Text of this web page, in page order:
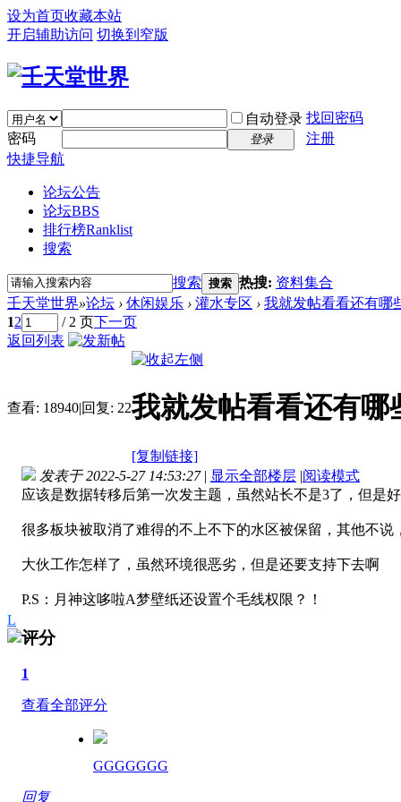
设为首页收藏本站
开启辅助访问 切换到窄版
自动登录 找回密码
密码
登录
注册
快捷导航
论坛公告
论坛BBS
排行榜Ranklist
搜索
搜索 搜索 热搜: 资料集合
壬天堂世界»论坛 › 休闲娱乐 › 灌水专区 › 我就发帖看看还有哪
12 / 2 页下一页
返回列表
查看: 18940|回复: 22我就发帖看看还有哪
[复制链接]
L
发表于 2022-5-27 14:53:27 | 显示全部楼层 |阅读模式
应该是数据转移后第一次发主题，虽然站长不是3了，但是
很多板块被取消了难得的不上不下的水区被保留，其他不
大伙工作怎样了，虽然环境很恶劣，但是还要支持下去啊
P.S：月神这哆啦A梦壁纸还设置个毛线权限？！
评分
1
查看全部评分
GGGGGGG
回复